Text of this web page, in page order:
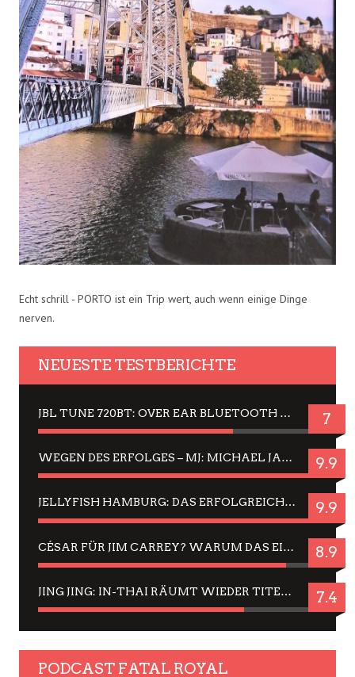
Echt schrill - PORTO ist ein Trip wert, auch wenn einige Dinge
nerven.
NEUESTE TESTBERICHTE
JBL TUNE 720BT: OVER EAR BLUETOOTH KOPFHÖRER UM DIE 50,-€ IM DAUER-TEST 7
WEGEN DES ERFOLGES – MJ: MICHAEL JACKSON MUSICAL IN EINER MATINEE SEHEN 9.9
JELLYFISH HAMBURG: DAS ERFOLGREICHE SOMMER-MENÜ 2025 IN GEFÜHLEN UND BILDERN 9.9
CÉSAR FÜR JIM CARREY? WARUM DAS EINER DER NERVIGSTEN ACTORS IST UND BLEIBT 8.9
JING JING: IN-THAI RÄUMT WIEDER TITEL AB – EIN ZWEI-STUNDEN-ERLEBNISBERICHT 7.4
PODCAST FATAL ROYAL